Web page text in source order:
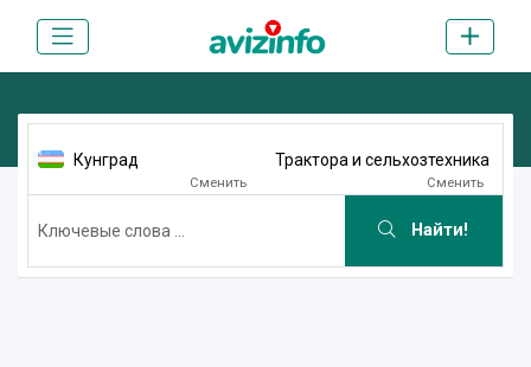
Кунград
Сменить
Трактора и сельхозтехника
Сменить
Найти!